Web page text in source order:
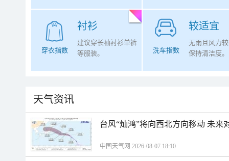
衬衫
穿衣指数
建议穿长袖衬衫单裤
等服装。
较适宜
洗车指数
无雨且风力
保持清洁度。
天气资讯
台风“灿鸿”将向西北方向移动 未来
中国天气网 2026-08-07 18:10